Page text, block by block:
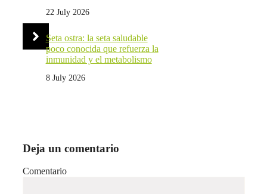
22 July 2026
Seta ostra: la seta saludable
poco conocida que refuerza la
inmunidad y el metabolismo
8 July 2026
Deja un comentario
Comentario